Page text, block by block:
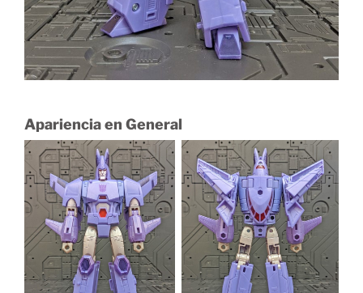
Apariencia en General